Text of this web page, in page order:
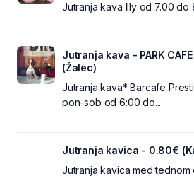
Jutranja kava Illy od 7.00 do
Jutranja kava - PARK
(Žalec)
Jutranja kava* Barcafe
pon-sob od 6:00 do...
Jutranja kavica - 0.80€
Jutranja kavica med